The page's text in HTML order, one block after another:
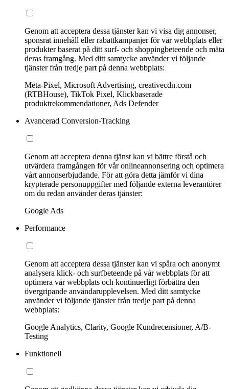
Genom att acceptera dessa tjänster kan vi visa dig annonser,
sponsrat innehåll eller rabattkampanjer för vår webbplats eller
produkter baserat på ditt surf- och shoppingbeteende och mäta
deras framgång. Med ditt samtycke använder vi följande
tjänster från tredje part på denna webbplats:
Meta-Pixel, Microsoft Advertising, creativecdn.com
(RTBHouse), TikTok Pixel, Klickbaserade
produktrekommendationer, Ads Defender
Avancerad Conversion-Tracking
Genom att acceptera denna tjänst kan vi bättre förstå och
utvärdera framgången för vår onlineannonsering och optimera
vårt annonserbjudande. För att göra detta jämför vi dina
krypterade personuppgifter med följande externa leverantörer
om du redan använder deras tjänster:
Google Ads
Performance
Genom att acceptera dessa tjänster kan vi spåra och anonymt
analysera klick- och surfbeteende på vår webbplats för att
optimera vår webbplats och kontinuerligt förbättra den
övergripande användarupplevelsen. Med ditt samtycke
använder vi följande tjänster från tredje part på denna
webbplats:
Google Analytics, Clarity, Google Kundrecensioner, A/B-
Testing
Funktionell